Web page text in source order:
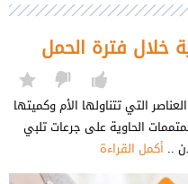
خلال فترة الحمل
التي تتناولها الأم وكميتها
الحاوية على جرعات تلبي
.. أكمل القراءة